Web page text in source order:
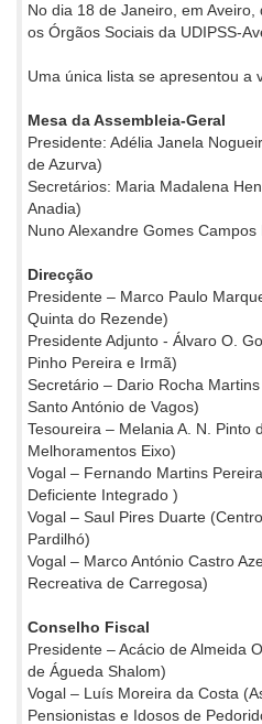
No dia 18 de Janeiro, em
os Órgãos Sociais da UDIPSS-
Uma única lista se apresentou a
Mesa da Assembleia-Geral
Presidente: Adélia Janela
de Azurva)
Secretários: Maria Madalena
Anadia)
Nuno Alexandre Gomes
Direcção
Presidente – Marco Paulo
Quinta do Rezende)
Presidente Adjunto - Álvaro O.
Pinho Pereira e Irmã)
Secretário – Dario Rocha
Santo António de Vagos)
Tesoureira – Melania A. N. Pinto
Melhoramentos Eixo)
Vogal – Fernando Martins
Deficiente Integrado )
Vogal – Saul Pires Duarte
Pardilhó)
Vogal – Marco António Castro
Recreativa de Carregosa)
Conselho Fiscal
Presidente – Acácio de Almeida
de Águeda Shalom)
Vogal – Luís Moreira da Costa
Pensionistas e Idosos de